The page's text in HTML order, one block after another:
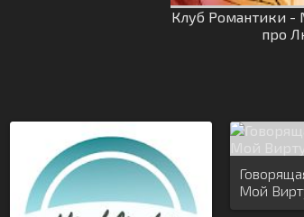
Клуб Романтики
про
Мой